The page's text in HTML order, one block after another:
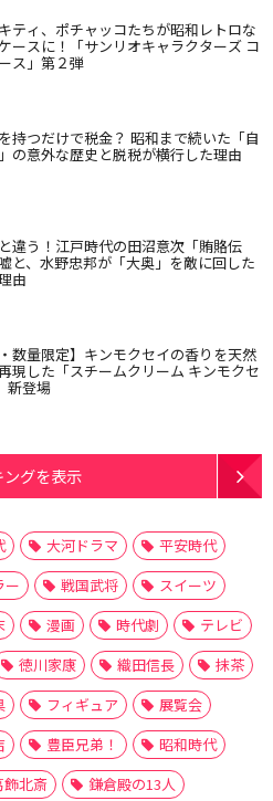
ティ、ポチャッコたちが昭和レトロな
ースに！「サンリオキャラクターズ コ
ス」第２弾
持つだけで税金？ 昭和まで続いた「自
の意外な歴史と脱税が横行した理由
違う！江戸時代の田沼意次「賄賂伝
と、水野忠邦が「大奥」を敵に回した
由
・数量限定】キンモクセイの香りを天然
現した「スチームクリーム キンモクセ
新登場
ングを表示
大河ドラマ
平安時代
ー 戦国武将
スイーツ
漫画 時代劇
テレビ
徳川家康 織田信長
抹茶
フィギュア
展覧会
豊臣兄弟！
昭和時代
飾北斎 鎌倉殿の13人